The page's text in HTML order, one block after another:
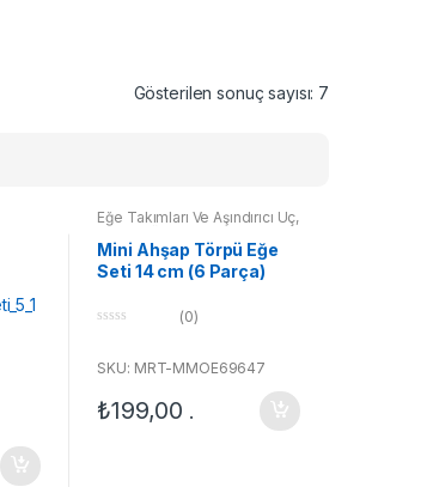
Gösterilen sonuç sayısı: 7
Eğe Takımları Ve Aşındırıcı Uç,
Elmas Eğe Takımları
Mini Ahşap Törpü Eğe
Seti 14 cm (6 Parça)
u
f
5
(0)
SKU: MRT-MMOE69647
₺199,00 .